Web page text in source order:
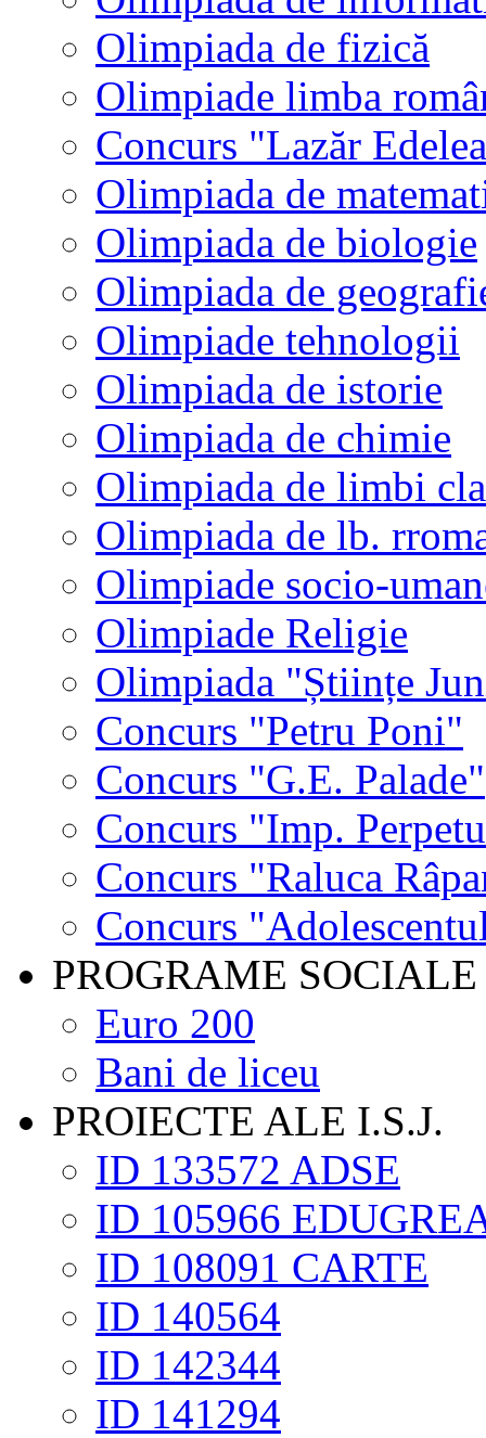
Olimpiada de fizică
Olimpiade limba
Concurs "Lazăr
Olimpiada de
Olimpiada de biologie
Olimpiada de
Olimpiade tehnologii
Olimpiada de istorie
Olimpiada de chimie
Olimpiada de limbi
Olimpiada de lb.
Olimpiade socio-
Olimpiade Religie
Olimpiada "Științe
Concurs "Petru Poni"
Concurs "G.E. Palade"
Concurs "Imp.
Concurs "Raluca
Concurs
PROGRAME SOCIALE
Euro 200
Bani de liceu
PROIECTE ALE I.S.J.
ID 133572 ADSE
ID 105966
ID 108091 CARTE
ID 140564
ID 142344
ID 141294